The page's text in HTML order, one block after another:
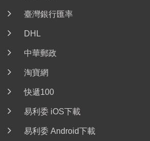
臺灣銀行匯率
DHL
中華郵政
淘寶網
快遞100
易利委 iOS下載
易利委 Android下載